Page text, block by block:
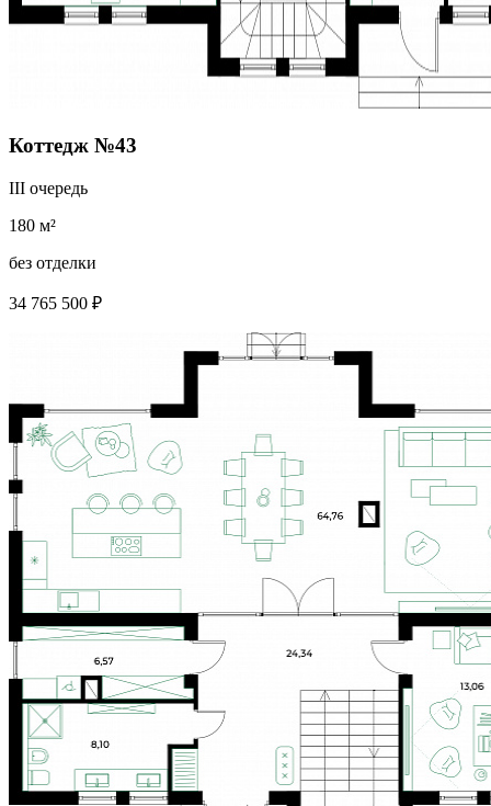
Коттедж №43
III очередь
180 м²
без отделки
34 765 500 ₽